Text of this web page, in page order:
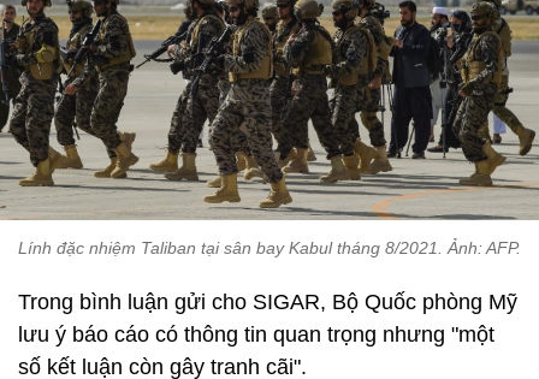
Lính đặc nhiệm Taliban tại sân bay Kabul tháng 8/2021. Ảnh: AFP.
Trong bình luận gửi cho SIGAR, Bộ Quốc phòng Mỹ
lưu ý báo cáo có thông tin quan trọng nhưng "một
số kết luận còn gây tranh cãi".